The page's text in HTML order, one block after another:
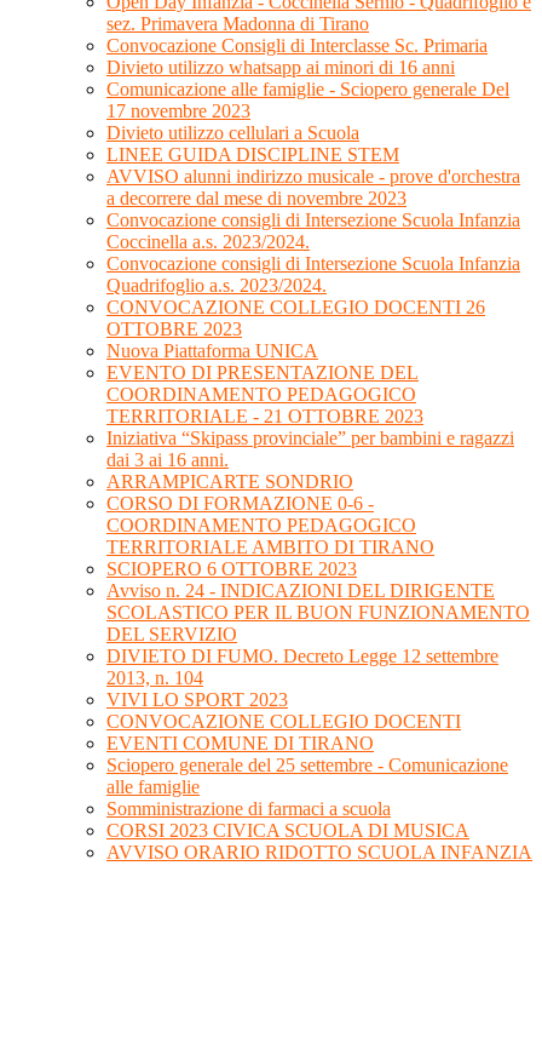
sez. Primavera Madonna di Tirano
Convocazione Consigli di Interclasse Sc. Primaria
Divieto utilizzo whatsapp ai minori di 16 anni
Comunicazione alle famiglie - Sciopero generale Del
17 novembre 2023
Divieto utilizzo cellulari a Scuola
LINEE GUIDA DISCIPLINE STEM
AVVISO alunni indirizzo musicale - prove d'orchestra
a decorrere dal mese di novembre 2023
Convocazione consigli di Intersezione Scuola Infanzia
Coccinella a.s. 2023/2024.
Convocazione consigli di Intersezione Scuola Infanzia
Quadrifoglio a.s. 2023/2024.
CONVOCAZIONE COLLEGIO DOCENTI 26
OTTOBRE 2023
Nuova Piattaforma UNICA
EVENTO DI PRESENTAZIONE DEL
COORDINAMENTO PEDAGOGICO
TERRITORIALE - 21 OTTOBRE 2023
Iniziativa “Skipass provinciale” per bambini e ragazzi
dai 3 ai 16 anni.
ARRAMPICARTE SONDRIO
CORSO DI FORMAZIONE 0-6 -
COORDINAMENTO PEDAGOGICO
TERRITORIALE AMBITO DI TIRANO
SCIOPERO 6 OTTOBRE 2023
Avviso n. 24 - INDICAZIONI DEL DIRIGENTE
SCOLASTICO PER IL BUON FUNZIONAMENTO
DEL SERVIZIO
DIVIETO DI FUMO. Decreto Legge 12 settembre
2013, n. 104
VIVI LO SPORT 2023
CONVOCAZIONE COLLEGIO DOCENTI
EVENTI COMUNE DI TIRANO
Sciopero generale del 25 settembre - Comunicazione
alle famiglie
Somministrazione di farmaci a scuola
CORSI 2023 CIVICA SCUOLA DI MUSICA
AVVISO ORARIO RIDOTTO SCUOLA INFANZIA